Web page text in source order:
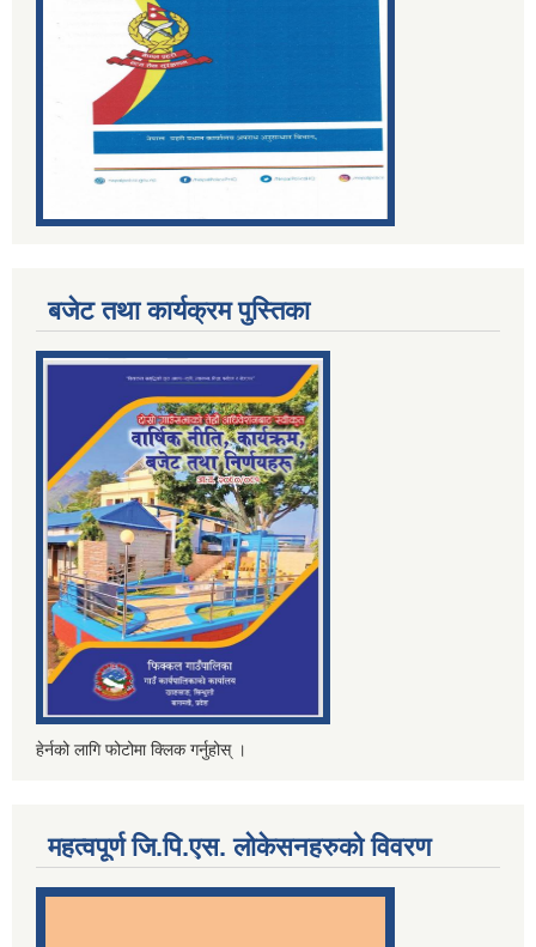
बजेट तथा कार्यक्रम पुस्तिका
हेर्नको लागि फोटोमा क्लिक गर्नुहोस् ।
महत्वपूर्ण जि.पि.एस. लोकेसनहरुको विवरण